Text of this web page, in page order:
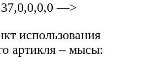
—>
использования
артикля – мысы: